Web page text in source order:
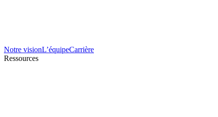
Notre visionL’équipeCarrière
Ressources